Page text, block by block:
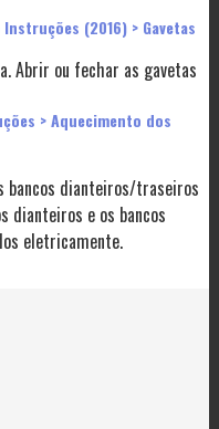
(2016) > Gavetas
Abrir ou fechar as gavetas
> Aquecimento dos
bancos dianteiros/traseiros
dianteiros e os bancos
eletricamente.